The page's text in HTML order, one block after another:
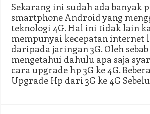
Sekarang ini sudah ada banyak
smartphone Android yang
teknologi 4G. Hal ini tidak lain
mempunyai kecepatan internet
daripada jaringan 3G. Oleh
mengetahui dahulu apa saja
cara upgrade hp 3G ke 4G.
Upgrade Hp dari 3G ke 4G